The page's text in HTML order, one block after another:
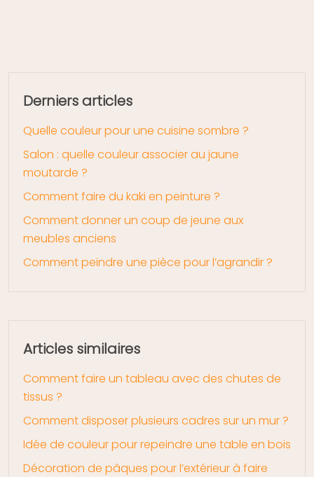
Derniers articles
Quelle couleur pour une cuisine sombre ?
Salon : quelle couleur associer au jaune
moutarde ?
Comment faire du kaki en peinture ?
Comment donner un coup de jeune aux
meubles anciens
Comment peindre une pièce pour l’agrandir ?
Articles similaires
Comment faire un tableau avec des chutes de
tissus ?
Comment disposer plusieurs cadres sur un mur ?
Idée de couleur pour repeindre une table en bois
Décoration de pâques pour l’extérieur à faire